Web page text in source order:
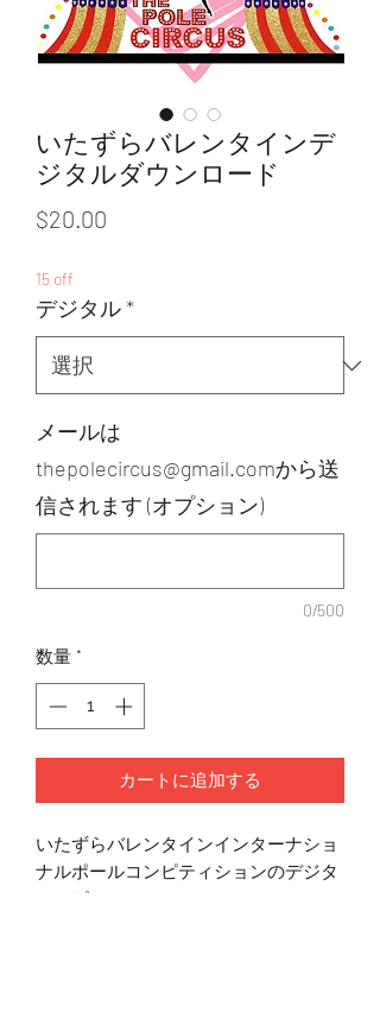
いたずらバレンタインデ
ジタルダウンロード
$20.00
15 off
デジタル*
メールは
thepolecircus@gmail.comから送
信されます (オプション)
0/500
数量 *
カートに追加する
いたずらバレンタインインターナショ
ナルポールコンピティションのデジタ
ルコピー。